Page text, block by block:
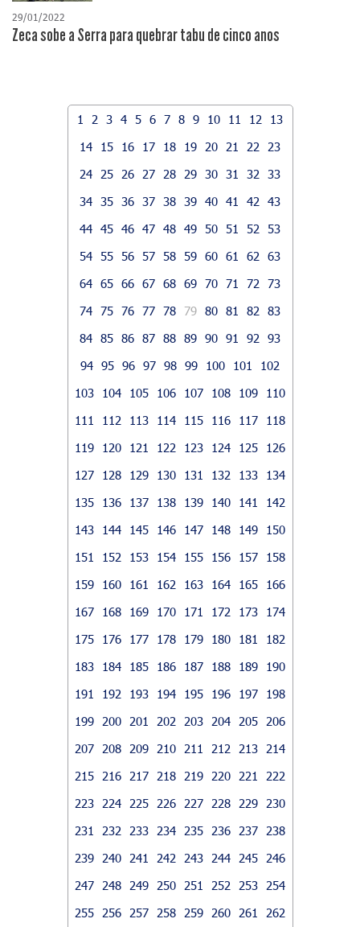
29/01/2022
Zeca sobe a Serra para quebrar tabu de cinco anos
1 2 3 4 5 6 7 8 9 10 11 12
13
14
15 16 17 18 19 20 21 22
23
24
25 26 27 28 29 30 31 32
33
34 35 36 37 38 39 40 41 42
43
44 45 46 47 48 49 50 51 52
53
54 55 56 57 58 59 60 61 62
63
64 65 66 67 68 69 70 71 72
73
74 75 76 77 78 79 80 81 82
83
84 85 86 87 88 89 90 91 92
93
94 95 96 97 98 99 100 101
102
103
104 105 106 107 108 109
110
111
112 113 114 115 116 117
118
119
120 121 122 123 124 125
126
127
128 129 130 131 132 133
134
135
136 137 138 139 140 141
142
143
144 145 146 147 148 149
150
151
152 153 154 155 156 157
158
159
160 161 162 163 164 165
166
167
168 169 170 171 172 173
174
175
176 177 178 179 180 181
182
183
184 185 186 187 188 189
190
191
192 193 194 195 196 197
198
199
200 201 202 203 204 205
206
207
208 209 210 211 212 213
214
215
216 217 218 219 220 221
222
223
224 225 226 227 228 229
230
231
232 233 234 235 236 237
238
239
240 241 242 243 244 245
246
247
248 249 250 251 252 253
254
255
256 257 258 259 260 261
262